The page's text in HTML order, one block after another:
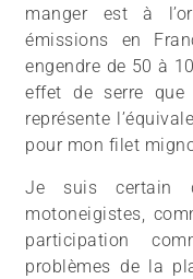
manger est à
émissions en
engendre de 50 à
effet de serre
représente
pour mon filet
Je suis certain
motoneigistes,
participation
problèmes de la